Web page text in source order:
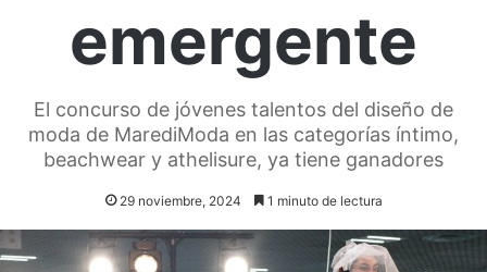
emergente
El concurso de jóvenes talentos del diseño de
moda de MarediModa en las categorías íntimo,
beachwear y athelisure, ya tiene ganadores
29 noviembre, 2024 1 minuto de lectura